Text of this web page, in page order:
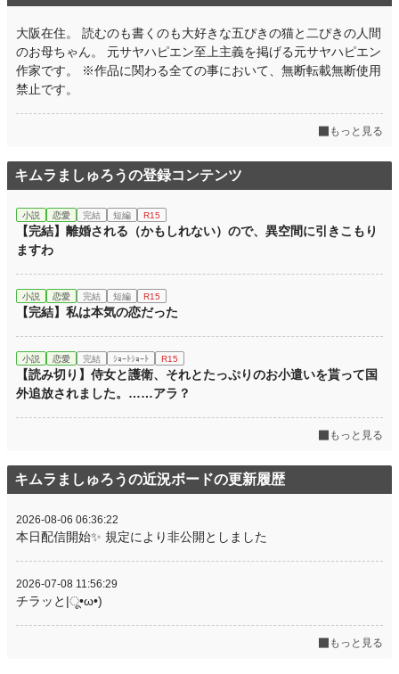
初回公開日時 2022.07.16 17:30
初回完結日時
週間ポイント 1,360 pt (7,058 位)
年間ポイント 65,649 pt (8,469 位)
累計ポイント 491,546 pt (10,588 位)
大阪在住。 読むのも書くのも大好きな五ぴきの猫と二ぴきの人間
のお母ちゃん。 元サヤハピエン至上主義を掲げる元サヤハピエン
作家です。 ※作品に関わる全ての事において、無断転載無断使用
禁止です。
もっと見る
キムラましゅろうの登録コンテンツ
小説 恋愛 完結 短編 R15
【完結】離婚される（かもしれない）ので、異空間に引きこもり
ますわ
小説 恋愛 完結 短編 R15
【完結】私は本気の恋だった
小説 恋愛 完結 ｼｮｰﾄｼｮｰﾄ R15
【読み切り】侍女と護衛、それとたっぷりのお小遣いを貰って国
外追放されました。……アラ？
もっと見る
キムラましゅろうの近況ボードの更新履歴
2026-08-06 06:36:22
本日配信開始✨ 規定により非公開としました
2026-07-08 11:56:29
チラッと|ू•ω•)
もっと見る